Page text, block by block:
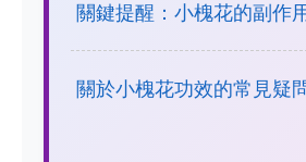
關鍵提醒：小槐花的副作
關於小槐花功效的常見疑